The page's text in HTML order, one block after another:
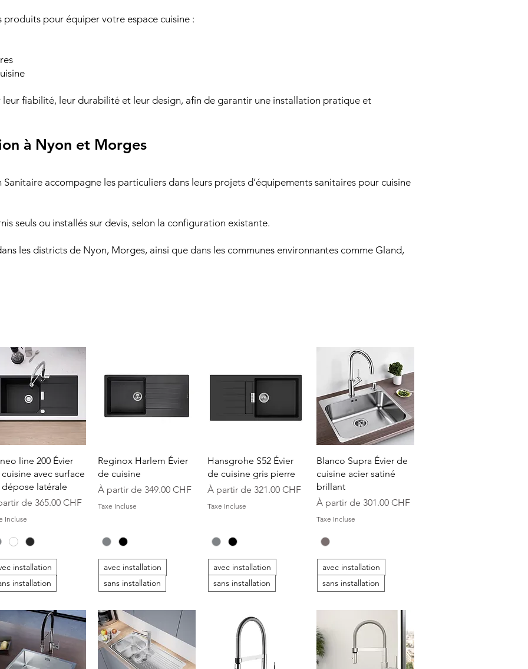
pour équiper votre espace cuisine :
leur fiabilité, leur durabilité et leur design, afin de garantir une installation pratique et
à Nyon et Morges
Sanitaire accompagne les particuliers dans leurs projets d’équipements sanitaires pour cuisine
seuls ou installés sur devis, selon la configuration existante.
les districts de Nyon, Morges, ainsi que dans les communes environnantes comme Gland,
Aperçu rapide
line 200 Évier
avec surface
latérale
de 365.00 CHF
promotionnel
Incluse
installation
installation
Aperçu rapide
Reginox Harlem Évier
de cuisine
À partir de 349.00 CHF
Prix promotionnel
Taxe Incluse
avec installation
sans installation
Aperçu rapide
Hansgrohe S52 Évier
de cuisine gris pierre
À partir de 321.00 CHF
Prix promotionnel
Taxe Incluse
avec installation
sans installation
Aperçu rapide
Blanco Supra Évier de
cuisine acier satiné
brillant
À partir de 301.00 CHF
Prix promotionnel
Taxe Incluse
avec installation
sans installation